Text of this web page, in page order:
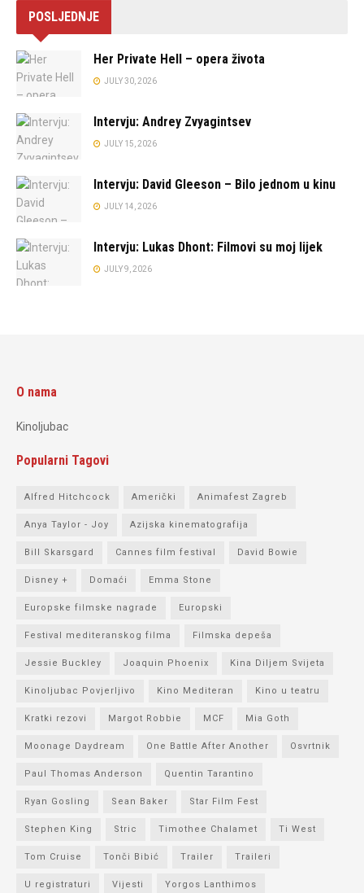
POSLJEDNJE
Her Private Hell – opera života
JULY 30, 2026
Intervju: Andrey Zvyagintsev
JULY 15, 2026
Intervju: David Gleeson – Bilo jednom u kinu
JULY 14, 2026
Intervju: Lukas Dhont: Filmovi su moj lijek
JULY 9, 2026
O nama
Kinoljubac
Popularni Tagovi
Alfred Hitchcock Američki Animafest Zagreb
Anya Taylor - Joy Azijska kinematografija
Bill Skarsgard Cannes film festival David Bowie
Disney + Domaći Emma Stone
Europske filmske nagrade Europski
Festival mediteranskog filma Filmska depeša
Jessie Buckley Joaquin Phoenix Kina Diljem Svijeta
Kinoljubac Povjerljivo Kino Mediteran Kino u teatru
Kratki rezovi Margot Robbie MCF Mia Goth
Moonage Daydream One Battle After Another Osvrtnik
Paul Thomas Anderson Quentin Tarantino
Ryan Gosling Sean Baker Star Film Fest
Stephen King Stric Timothee Chalamet Ti West
Tom Cruise Tonči Bibić Trailer Traileri
U registraturi Vijesti Yorgos Lanthimos